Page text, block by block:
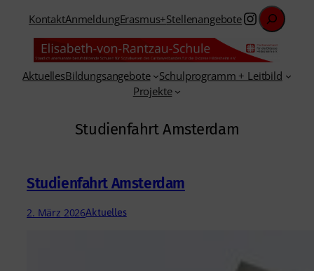
Inhalt
springen
KontaktAnmeldungErasmus+Stellenangebote
Suchen
AktuellesBildungsangebote
Schulprogramm + Leitbild
Projekte
Studienfahrt Amsterdam
Studienfahrt Amsterdam
2. März 2026Aktuelles